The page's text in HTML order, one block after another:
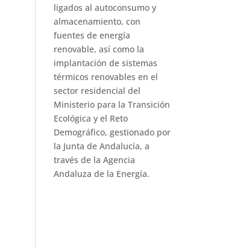
ligados al autoconsumo y
almacenamiento, con
fuentes de energía
renovable, así como la
implantación de sistemas
térmicos renovables en el
sector residencial del
Ministerio para la Transición
Ecológica y el Reto
Demográfico, gestionado por
la Junta de Andalucía, a
través de la Agencia
Andaluza de la Energía.